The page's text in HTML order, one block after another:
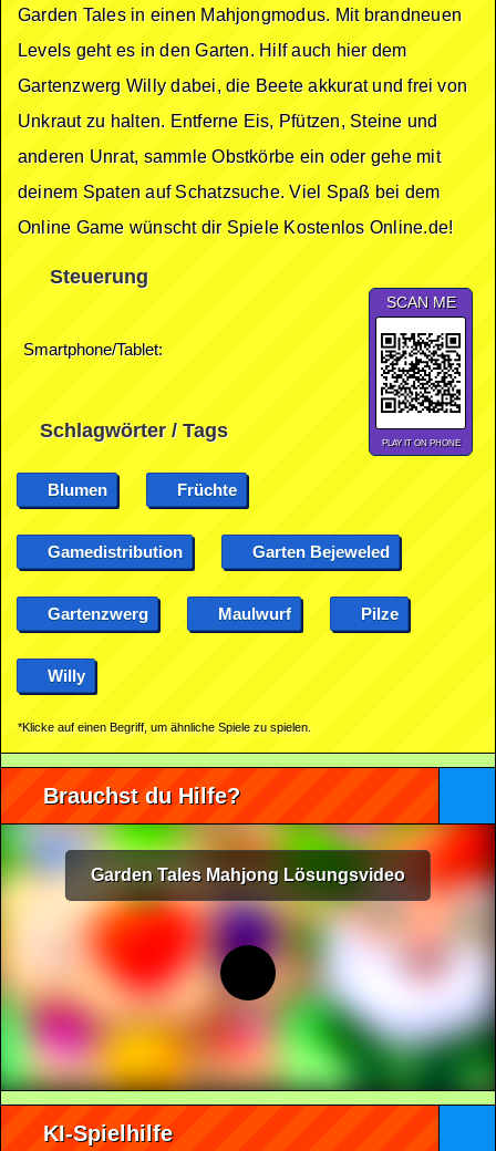
Garden Tales in einen Mahjongmodus. Mit brandneuen
Levels geht es in den Garten. Hilf auch hier dem
Gartenzwerg Willy dabei, die Beete akkurat und frei von
Unkraut zu halten. Entferne Eis, Pfützen, Steine und
anderen Unrat, sammle Obstkörbe ein oder gehe mit
deinem Spaten auf Schatzsuche. Viel Spaß bei dem
Online Game wünscht dir Spiele Kostenlos Online.de!
Steuerung
Smartphone/Tablet:
SCAN ME
PLAY IT ON PHONE
Schlagwörter / Tags
Blumen Früchte
Gamedistribution Garten Bejeweled
Gartenzwerg Maulwurf Pilze
Willy
*Klicke auf einen Begriff, um ähnliche Spiele zu spielen.
Brauchst du Hilfe?
Garden Tales Mahjong Lösungsvideo
KI-Spielhilfe